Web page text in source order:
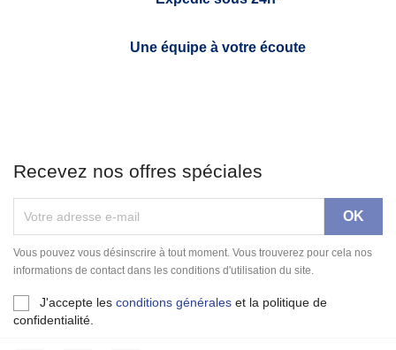
Une équipe à votre écoute
Recevez nos offres spéciales
Vous pouvez vous désinscrire à tout moment. Vous trouverez pour cela nos
informations de contact dans les conditions d'utilisation du site.
J'accepte les conditions générales et la politique de
confidentialité.